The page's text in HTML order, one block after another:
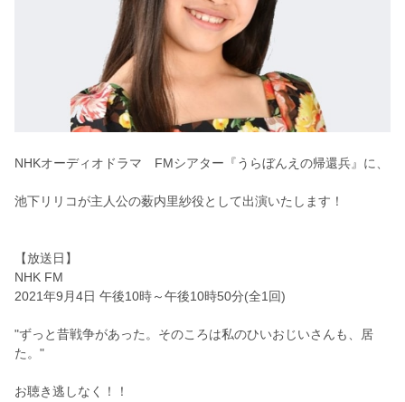
NHKオーディオドラマ FMシアター『うらぼんえの帰還兵』に、
池下リリコが主人公の薮内里紗役として出演いたします！
【放送日】
NHK FM
2021年9月4日 午後10時～午後10時50分(全1回)
"ずっと昔戦争があった。そのころは私のひいおじいさんも、居
た。"
お聴き逃しなく！！